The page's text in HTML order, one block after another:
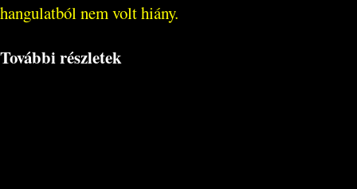
hangulatból nem volt hiány.
További részletek